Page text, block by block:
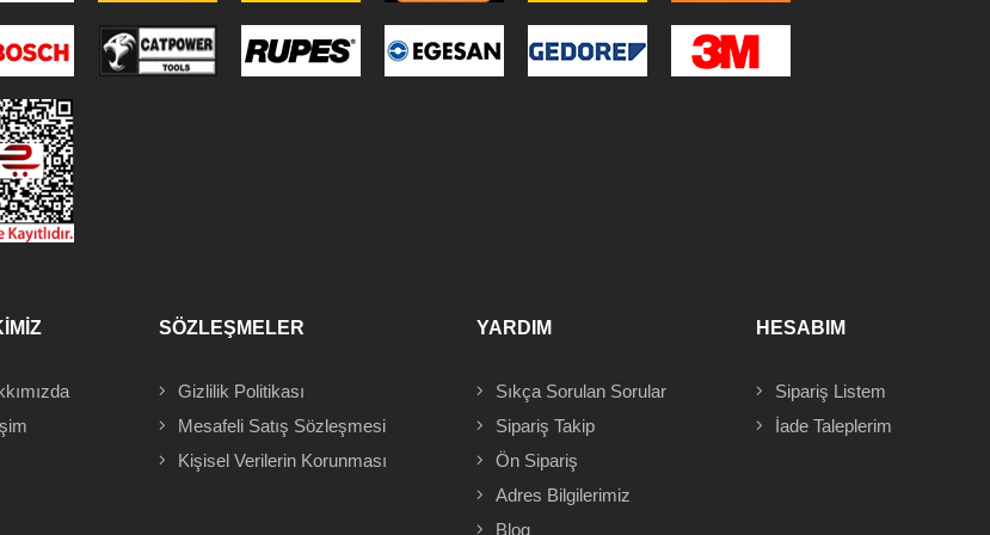
SÖZLEŞMELER
Gizlilik Politikası
Mesafeli Satış Sözleşmesi
Kişisel Verilerin Korunması
YARDIM
Sıkça Sorulan Sorular
Sipariş Takip
Ön Sipariş
Adres Bilgilerimiz
Blog
HESABIM
Sipariş Listem
İade Taleplerim